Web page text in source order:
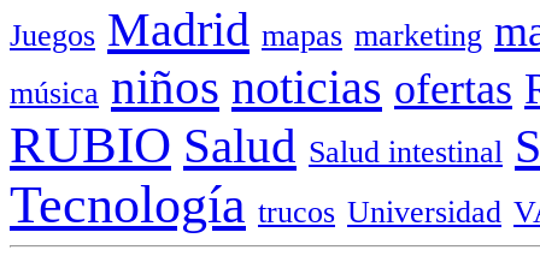
Juegos Madrid mapas marketing
música niños noticias ofertas
RUBIO Salud Salud intestinal
Tecnología trucos Universidad